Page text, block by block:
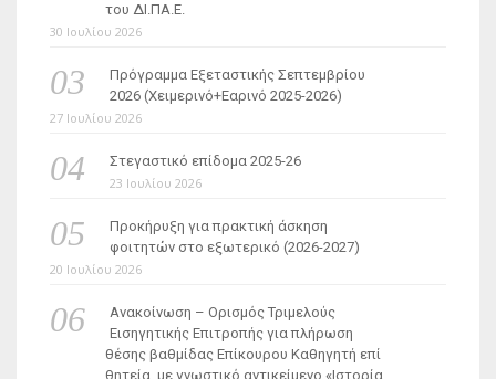
του ΔΙ.ΠΑ.Ε.
30 Ιουλίου 2026
Πρόγραμμα Εξεταστικής Σεπτεμβρίου
2026 (Χειμερινό+Εαρινό 2025-2026)
27 Ιουλίου 2026
Στεγαστικό επίδομα 2025-26
23 Ιουλίου 2026
Προκήρυξη για πρακτική άσκηση
φοιτητών στο εξωτερικό (2026-2027)
20 Ιουλίου 2026
Ανακοίνωση – Ορισμός Τριμελούς
Εισηγητικής Επιτροπής για πλήρωση
θέσης βαθμίδας Επίκουρου Καθηγητή επί
θητεία, με γνωστικό αντικείμενο «Ιστορία